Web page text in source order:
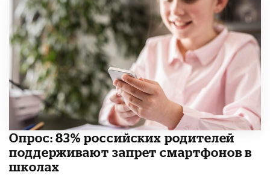
Опрос: 83% российских родителей
поддерживают запрет смартфонов в
школах